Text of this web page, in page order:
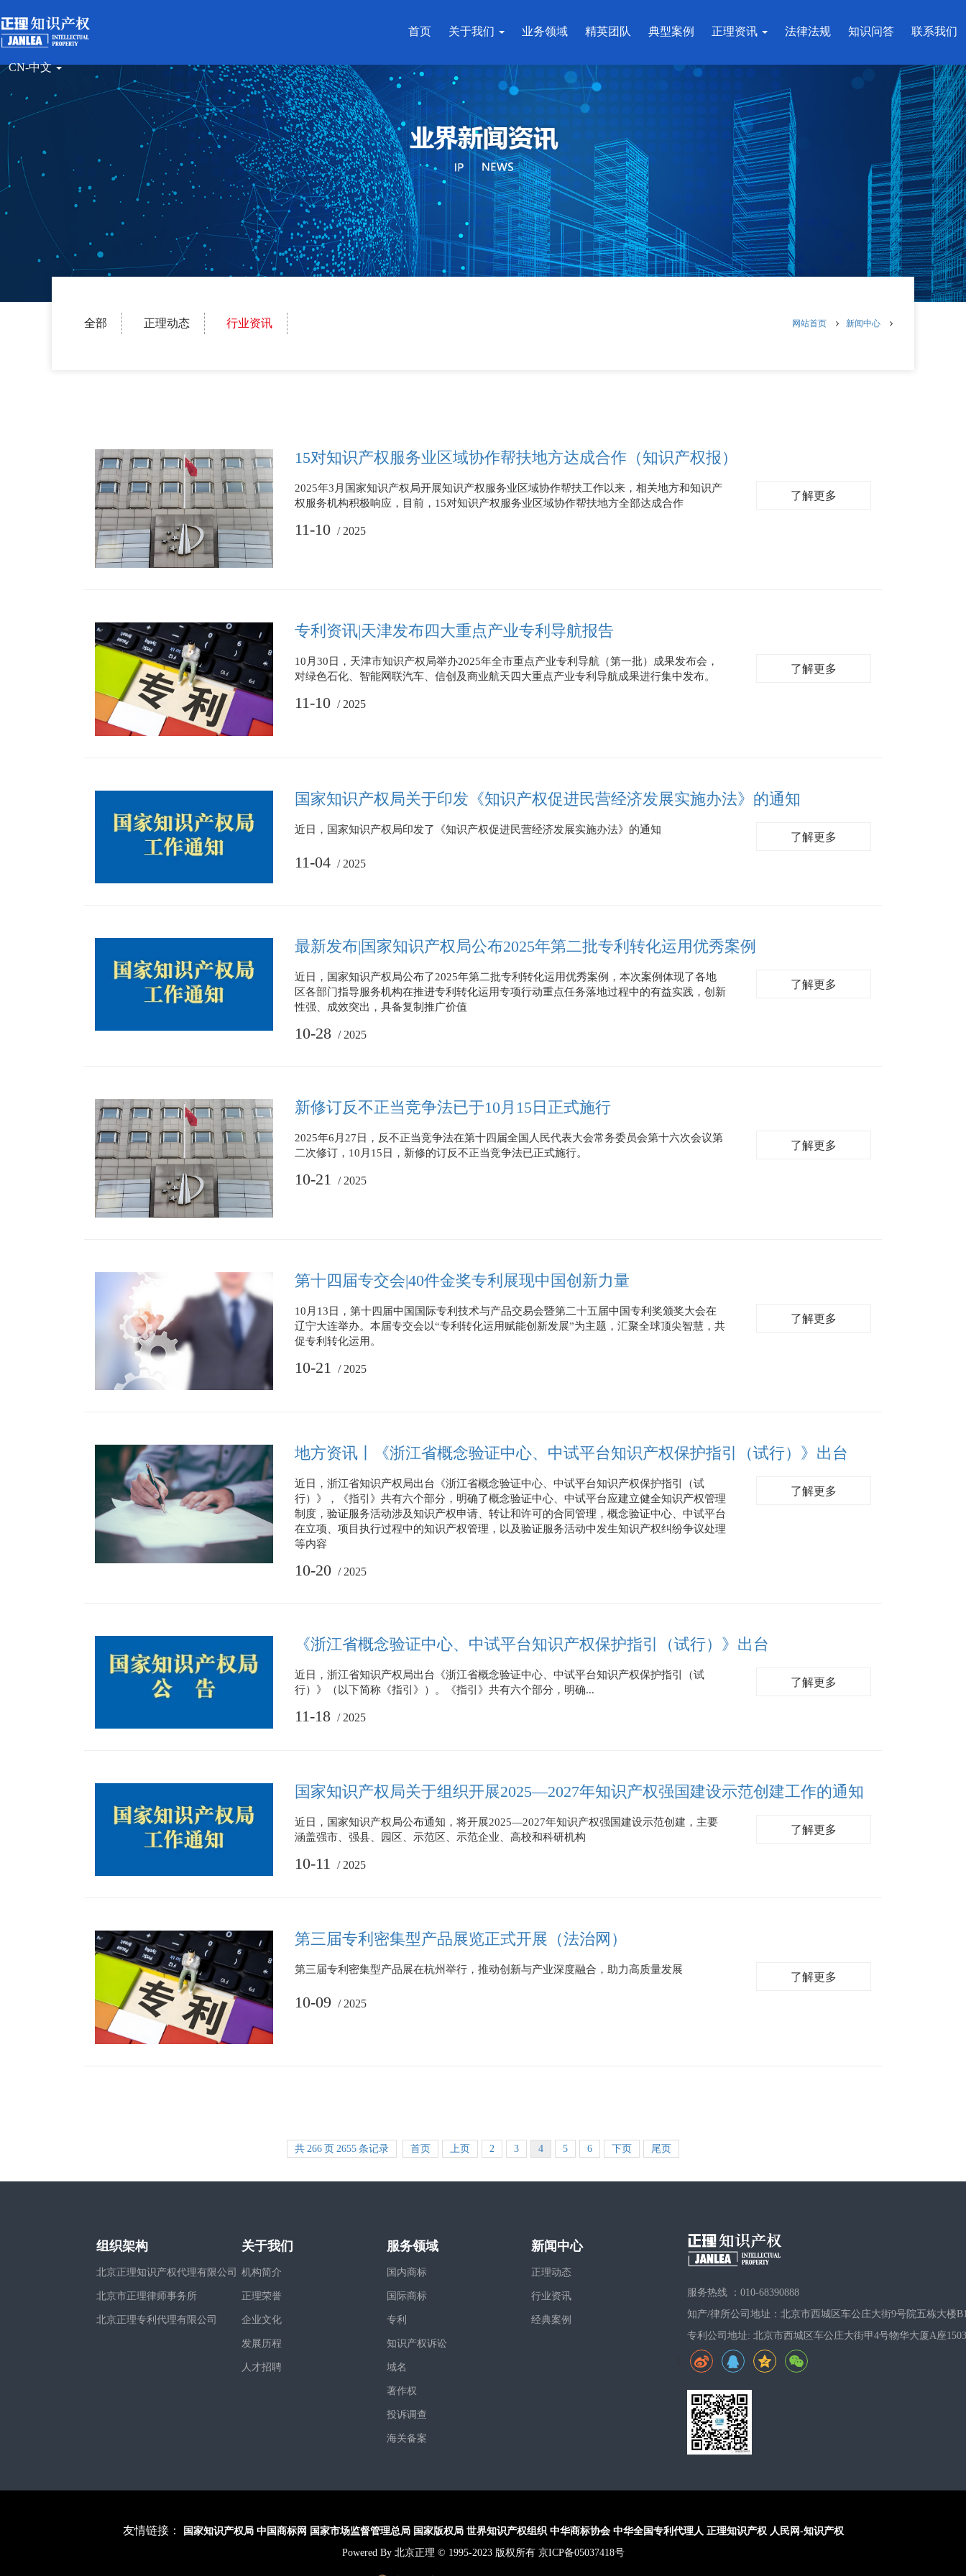
CN-中文
首页 关于我们 业务领域 精英团队 典型案例 正理资讯 法律法规 知识问答 联系我们
全部 正理动态 行业资讯 网站首页 新闻中心
15对知识产权服务业区域协作帮扶地方达成合作（知识产权报）
2025年3月国家知识产权局开展知识产权服务业区域协作帮扶工作以来，相关地方和知识产
权服务机构积极响应，目前，15对知识产权服务业区域协作帮扶地方全部达成合作
了解更多
11-10 / 2025
专利资讯|天津发布四大重点产业专利导航报告
10月30日，天津市知识产权局举办2025年全市重点产业专利导航（第一批）成果发布会，
对绿色石化、智能网联汽车、信创及商业航天四大重点产业专利导航成果进行集中发布。
了解更多
11-10 / 2025
国家知识产权局关于印发《知识产权促进民营经济发展实施办法》的通知
近日，国家知识产权局印发了《知识产权促进民营经济发展实施办法》的通知
了解更多
11-04 / 2025
最新发布|国家知识产权局公布2025年第二批专利转化运用优秀案例
近日，国家知识产权局公布了2025年第二批专利转化运用优秀案例，本次案例体现了各地
区各部门指导服务机构在推进专利转化运用专项行动重点任务落地过程中的有益实践，创新
性强、成效突出，具备复制推广价值
了解更多
10-28 / 2025
新修订反不正当竞争法已于10月15日正式施行
2025年6月27日，反不正当竞争法在第十四届全国人民代表大会常务委员会第十六次会议第
二次修订，10月15日，新修的订反不正当竞争法已正式施行。
了解更多
10-21 / 2025
第十四届专交会|40件金奖专利展现中国创新力量
10月13日，第十四届中国国际专利技术与产品交易会暨第二十五届中国专利奖颁奖大会在
辽宁大连举办。本届专交会以“专利转化运用赋能创新发展”为主题，汇聚全球顶尖智慧，共
促专利转化运用。
了解更多
10-21 / 2025
地方资讯丨《浙江省概念验证中心、中试平台知识产权保护指引（试行）》出台
近日，浙江省知识产权局出台《浙江省概念验证中心、中试平台知识产权保护指引（试
行）》，《指引》共有六个部分，明确了概念验证中心、中试平台应建立健全知识产权管理
制度，验证服务活动涉及知识产权申请、转让和许可的合同管理，概念验证中心、中试平台
在立项、项目执行过程中的知识产权管理，以及验证服务活动中发生知识产权纠纷争议处理
等内容
了解更多
10-20 / 2025
《浙江省概念验证中心、中试平台知识产权保护指引（试行）》出台
近日，浙江省知识产权局出台《浙江省概念验证中心、中试平台知识产权保护指引（试
行）》（以下简称《指引》）。《指引》共有六个部分，明确...
了解更多
11-18 / 2025
国家知识产权局关于组织开展2025—2027年知识产权强国建设示范创建工作的通知
近日，国家知识产权局公布通知，将开展2025—2027年知识产权强国建设示范创建，主要
涵盖强市、强县、园区、示范区、示范企业、高校和科研机构
了解更多
10-11 / 2025
第三届专利密集型产品展览正式开展（法治网）
​第三届专利密集型产品展在杭州举行，推动创新与产业深度融合，助力高质量发展
了解更多
10-09 / 2025
共 266 页 2655 条记录 首页 上页 2 3 4 5 6 下页 尾页
组织架构
北京正理知识产权代理有限公司
北京市正理律师事务所
北京正理专利代理有限公司
关于我们
机构简介
正理荣誉
企业文化
发展历程
人才招聘
服务领域
国内商标
国际商标
专利
知识产权诉讼
域名
著作权
投诉调查
海关备案
新闻中心
正理动态
行业资讯
经典案例
服务热线 ：010-68390888
知产/律所公司地址：北京市西城区车公庄大街9号院五栋大楼
专利公司地址: 北京市西城区车公庄大街甲4号物华大厦A座1503
友情链接： 国家知识产权局 中国商标网 国家市场监督管理总局 国家版权局 世界知识产权组织 中华商标协会 中华全国专利代理人 正理知识产权 人民网-知识产权
Powered By 北京正理 © 1995-2023 版权所有 京ICP备05037418号